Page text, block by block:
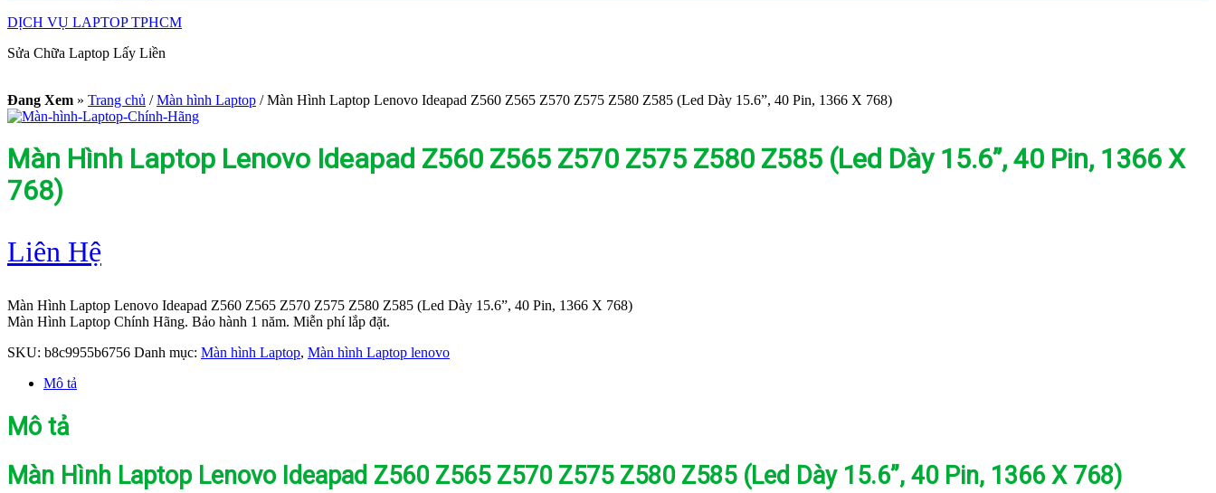
DỊCH VỤ LAPTOP TPHCM
Sửa Chữa Laptop Lấy Liền
Đang Xem » Trang chủ / Màn hình Laptop /Màn Hình Laptop Lenovo Ideapad Z560 Z565 Z570 Z575 Z580 Z585 (Led Dày 15.6”, 40 Pin, 1366 X 768)
Màn Hình Laptop Lenovo Ideapad Z560 Z565 Z570 Z575 Z580 Z585 (Led Dày 15.6”, 40 Pin, 1366 X
768)
Liên Hệ
Màn Hình Laptop Lenovo Ideapad Z560 Z565 Z570 Z575 Z580 Z585 (Led Dày 15.6”, 40 Pin, 1366 X 768)
Màn Hình Laptop Chính Hãng. Bảo hành 1 năm. Miễn phí lắp đặt.
SKU: b8c9955b6756 Danh mục: Màn hình Laptop, Màn hình Laptop lenovo
Mô tả
Mô tả
Màn Hình Laptop Lenovo Ideapad Z560 Z565 Z570 Z575 Z580 Z585 (Led Dày 15.6”, 40 Pin, 1366 X 768)